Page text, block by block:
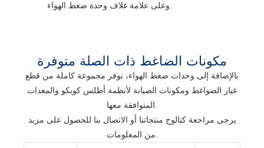
وعلى علامة غلاف وحدة ضغط الهواء.
مكونات الضاغط ذات الصلة متوفرة
بالإضافة إلى وحدات ضغط الهواء، نوفر مجموعة كاملة من قطع
غيار الضواغط ومكونات الصيانة لأنظمة أطلس كوبكو والمعدات
يرجى مراجعة كتالوج منتجاتنا أو الاتصال بنا للحصول على مزيد